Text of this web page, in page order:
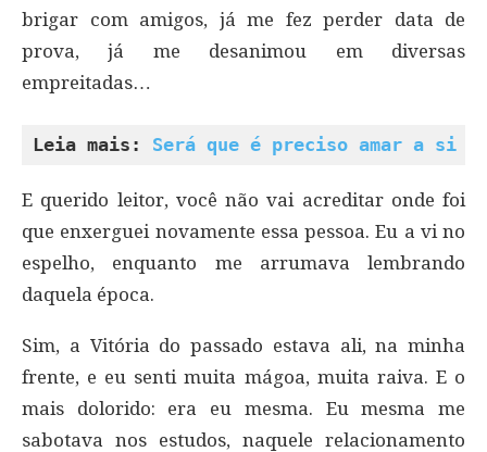
brigar com amigos, já me fez perder data de
prova, já me desanimou em diversas
empreitadas…
Leia mais: Será que é preciso amar a si
E querido leitor, você não vai acreditar onde foi
que enxerguei novamente essa pessoa. Eu a vi no
espelho, enquanto me arrumava lembrando
daquela época.
Sim, a Vitória do passado estava ali, na minha
frente, e eu senti muita mágoa, muita raiva. E o
mais dolorido: era eu mesma. Eu mesma me
sabotava nos estudos, naquele relacionamento